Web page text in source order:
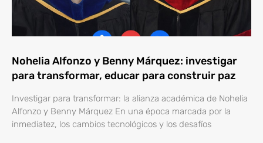
Nohelia Alfonzo y Benny Márquez: investigar
para transformar, educar para construir paz
Investigar para transformar: la alianza académica de Nohelia
Alfonzo y Benny Márquez En una época marcada por la
inmediatez, los cambios tecnológicos y los desafíos